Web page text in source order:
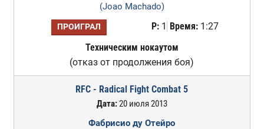
(Joao Machado)
ПРОИГРАЛ Р:1 Время:1:27
Техническим нокаутом
(отказ от продолжения боя)
RFC - Radical Fight Combat 5
Дата:20 июля 2013
Фабрисио ду Отейро